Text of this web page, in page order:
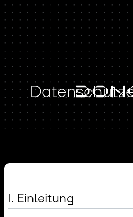
I. Einleitung